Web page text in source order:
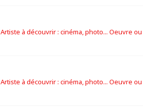
Artiste à découvrir : cinéma, photo... Oeuvre ou
Artiste à découvrir : cinéma, photo... Oeuvre ou